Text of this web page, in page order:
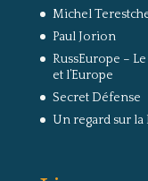
Michel
Paul Jorion
RussEurope –
et l’Europe
Secret Défense
Un regard sur la